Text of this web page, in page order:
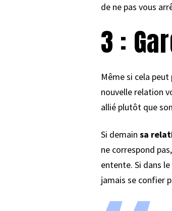
de ne pas vous
3 :
Même si cela
nouvelle relation
allié plutôt que
Si demain sa
ne correspond
entente. Si dans
jamais se confier